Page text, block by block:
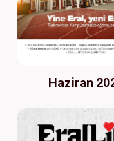
Haziran